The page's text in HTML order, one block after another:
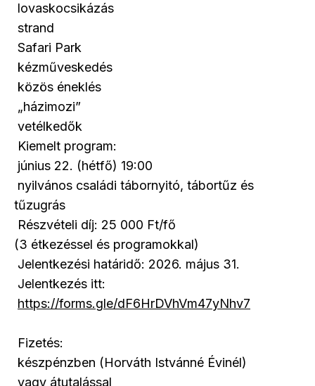
lovaskocsikázás
strand
Safari Park
kézműveskedés
közös éneklés
„házimozi”
vetélkedők
Kiemelt program:
június 22. (hétfő) 19:00
nyilvános családi tábornyitó, tábortűz és
tűzugrás
Részvételi díj: 25 000 Ft/fő
(3 étkezéssel és programokkal)
Jelentkezési határidő: 2026. május 31.
Jelentkezés itt:
https://forms.gle/dF6HrDVhVm47yNhv7
Fizetés:
készpénzben (Horváth Istvánné Évinél)
vagy átutalással